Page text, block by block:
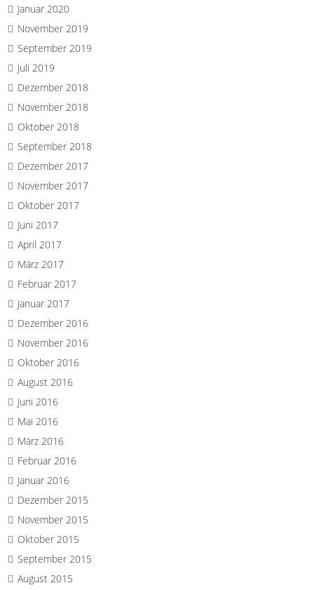
Januar 2020
November 2019
September 2019
Juli 2019
Dezember 2018
November 2018
Oktober 2018
September 2018
Dezember 2017
November 2017
Oktober 2017
Juni 2017
April 2017
März 2017
Februar 2017
Januar 2017
Dezember 2016
November 2016
Oktober 2016
August 2016
Juni 2016
Mai 2016
März 2016
Februar 2016
Januar 2016
Dezember 2015
November 2015
Oktober 2015
September 2015
August 2015